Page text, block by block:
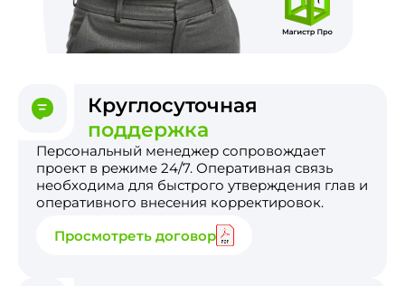
Круглосуточная
поддержка
Персональный менеджер сопровождает
проект в режиме 24/7. Оперативная связь
необходима для быстрого утверждения глав и
оперативного внесения корректировок.
Просмотреть договор